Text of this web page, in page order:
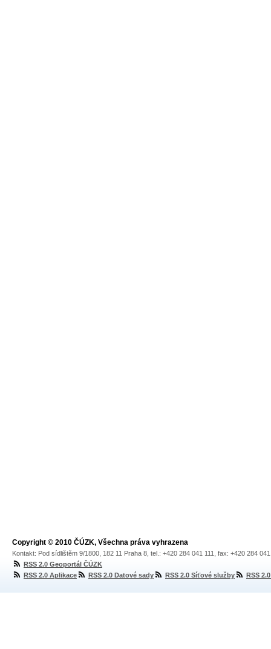
Copyright © 2010 ČÚZK, Všechna práva vyhrazena
Kontakt: Pod sídlištěm 9/1800, 182 11 Praha 8, tel.: +420 284 041 111, fax: +420 284
RSS 2.0 Geoportál ČÚZK
RSS 2.0 Aplikace
RSS 2.0 Datové sady RSS 2.0 Síťové služby RSS